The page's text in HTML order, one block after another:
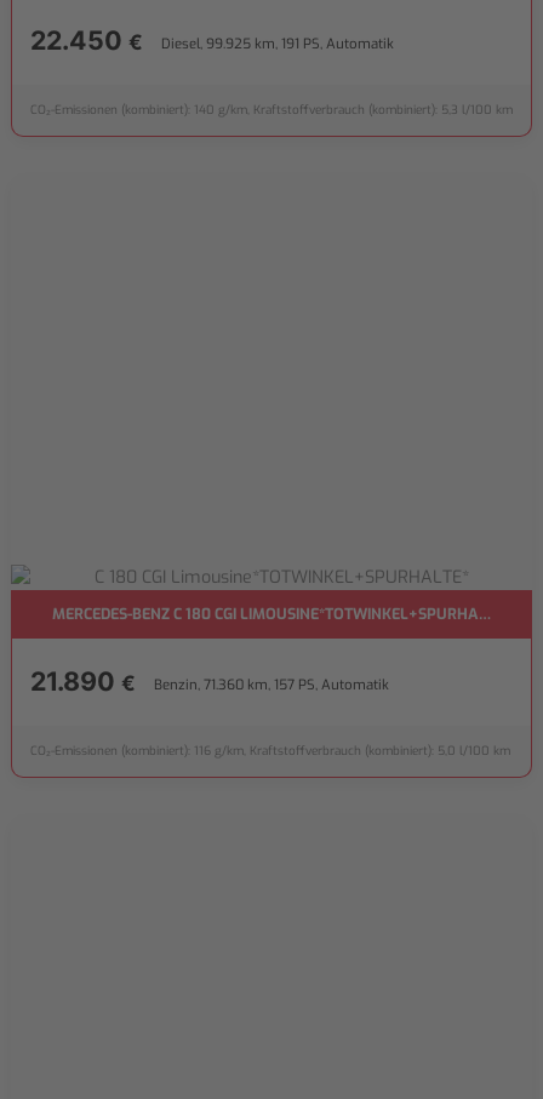
22.450 € Diesel, 99.925 km, 191 PS, Automatik
CO₂-Emissionen (kombiniert): 140 g/km, Kraftstoffverbrauch (kombiniert): 5,3 l/100 km
MERCEDES-BENZ C 180 CGI LIMOUSINE*TOTWINKEL+SPURHALTE*
21.890 € Benzin, 71.360 km, 157 PS, Automatik
CO₂-Emissionen (kombiniert): 116 g/km, Kraftstoffverbrauch (kombiniert): 5,0 l/100 km